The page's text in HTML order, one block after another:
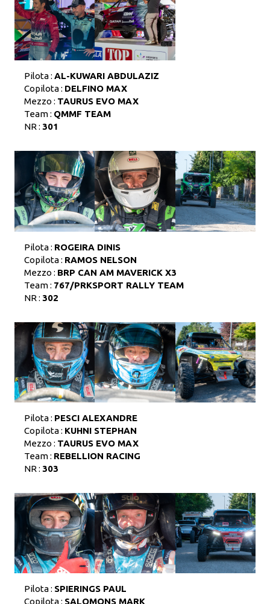
Pilota : AL-KUWARI ABDULAZIZ
Copilota : DELFINO MAX
Mezzo : TAURUS EVO MAX
Team : QMMF TEAM
NR : 301
Pilota : ROGEIRA DINIS
Copilota : RAMOS NELSON
Mezzo : BRP CAN AM MAVERICK X3
Team : 767/PRKSPORT RALLY TEAM
NR : 302
Pilota : PESCI ALEXANDRE
Copilota : KUHNI STEPHAN
Mezzo : TAURUS EVO MAX
Team : REBELLION RACING
NR : 303
Pilota : SPIERINGS PAUL
Copilota : SALOMONS MARK